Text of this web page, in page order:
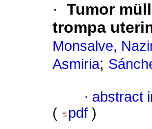
· Tumor
trompa
Monsalve,
Asmiria;
· abstract
(
pdf )